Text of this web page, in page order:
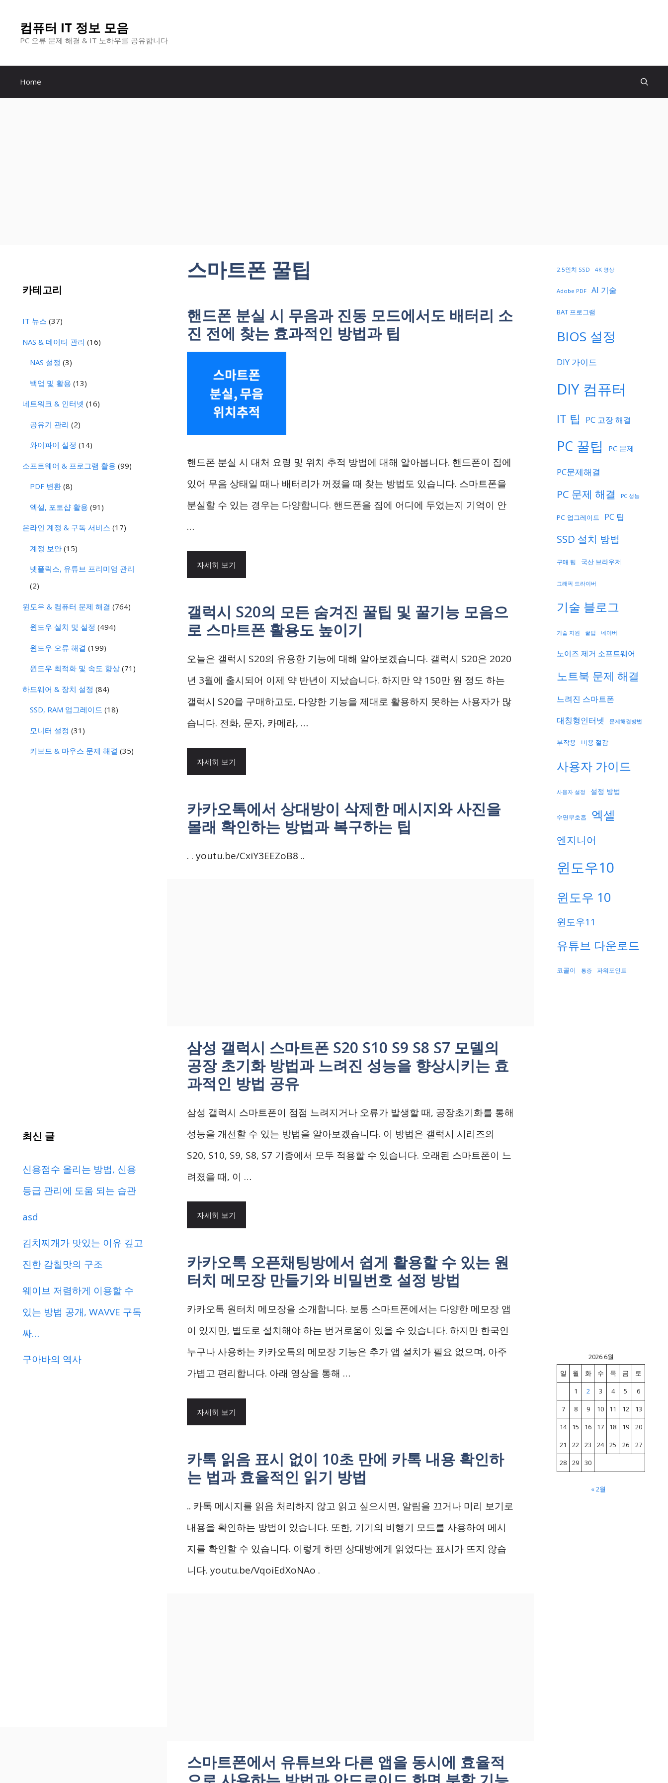
건
컴퓨터 IT 정보 모음
PC 오류 문제 해결 & IT 노하우를 공유합니다
Home
스마트폰 꿀팁
핸드폰 분실 시 무음과 진동 모드에서도 배터리 소
진 전에 찾는 효과적인 방법과 팁
핸드폰 분실 시 대처 요령 및 위치 추적 방법에 대해 알아봅니다. 핸드폰이 집에
있어 무음 상태일 때나 배터리가 꺼졌을 때 찾는 방법도 있습니다. 스마트폰을
분실할 수 있는 경우는 다양합니다. 핸드폰을 집에 어디에 두었는지 기억이 안
…
자세히 보기
갤럭시 S20의 모든 숨겨진 꿀팁 및 꿀기능 모음으
로 스마트폰 활용도 높이기
오늘은 갤럭시 S20의 유용한 기능에 대해 알아보겠습니다. 갤럭시 S20은 2020
년 3월에 출시되어 이제 약 반년이 지났습니다. 하지만 약 150만 원 정도 하는
갤럭시 S20을 구매하고도, 다양한 기능을 제대로 활용하지 못하는 사용자가 많
습니다. 전화, 문자, 카메라, …
자세히 보기
카카오톡에서 상대방이 삭제한 메시지와 사진을
몰래 확인하는 방법과 복구하는 팁
. . youtu.be/CxiY3EEZoB8 ..
삼성 갤럭시 스마트폰 S20 S10 S9 S8 S7 모델의
공장 초기화 방법과 느려진 성능을 향상시키는 효
과적인 방법 공유
삼성 갤럭시 스마트폰이 점점 느려지거나 오류가 발생할 때, 공장초기화를 통해
성능을 개선할 수 있는 방법을 알아보겠습니다. 이 방법은 갤럭시 시리즈의
S20, S10, S9, S8, S7 기종에서 모두 적용할 수 있습니다. 오래된 스마트폰이 느
려졌을 때, 이 …
자세히 보기
카카오톡 오픈채팅방에서 쉽게 활용할 수 있는 원
터치 메모장 만들기와 비밀번호 설정 방법
카카오톡 원터치 메모장을 소개합니다. 보통 스마트폰에서는 다양한 메모장 앱
이 있지만, 별도로 설치해야 하는 번거로움이 있을 수 있습니다. 하지만 한국인
누구나 사용하는 카카오톡의 메모장 기능은 추가 앱 설치가 필요 없으며, 아주
가볍고 편리합니다. 아래 영상을 통해 …
자세히 보기
카톡 읽음 표시 없이 10초 만에 카톡 내용 확인하
는 법과 효율적인 읽기 방법
.. 카톡 메시지를 읽음 처리하지 않고 읽고 싶으시면, 알림을 끄거나 미리 보기로
내용을 확인하는 방법이 있습니다. 또한, 기기의 비행기 모드를 사용하여 메시
지를 확인할 수 있습니다. 이렇게 하면 상대방에게 읽었다는 표시가 뜨지 않습
니다. youtu.be/VqoiEdXoNAo .
스마트폰에서 유튜브와 다른 앱을 동시에 효율적
카테고리
IT 뉴스 (37)
NAS & 데이터 관리 (16)
NAS 설정 (3)
백업 및 활용 (13)
네트워크 & 인터넷 (16)
공유기 관리 (2)
와이파이 설정 (14)
소프트웨어 & 프로그램 활용 (99)
PDF 변환 (8)
엑셀, 포토샵 활용 (91)
온라인 계정 & 구독 서비스 (17)
계정 보안 (15)
넷플릭스, 유튜브 프리미엄 관리
(2)
윈도우 & 컴퓨터 문제 해결 (764)
윈도우 설치 및 설정 (494)
윈도우 오류 해결 (199)
윈도우 최적화 및 속도 향상 (71)
하드웨어 & 장치 설정 (84)
SSD, RAM 업그레이드 (18)
모니터 설정 (31)
키보드 & 마우스 문제 해결 (35)
최신 글
신용점수 올리는 방법, 신용
등급 관리에 도움 되는 습관
asd
김치찌개가 맛있는 이유 깊고
진한 감칠맛의 구조
웨이브 저렴하게 이용할 수
있는 방법 공개, WAVVE 구독
싸…
구아바의 역사
2.5인치 SSD 4K 영상
Adobe PDF AI 기술
BAT 프로그램
BIOS 설정
DIY 가이드
DIY 컴퓨터
IT 팁 PC 고장 해결
PC 꿀팁 PC 문제
PC문제해결
PC 문제 해결 PC 성능
PC 업그레이드 PC 팁
SSD 설치 방법
구매 팁 국산 브라우저
그래픽 드라이버
기술 블로그
기술 지원 꿀팁 네이버
노이즈 제거 소프트웨어
노트북 문제 해결
느려진 스마트폰
대칭형인터넷
문제해결방법
부작용 비용 절감
사용자 가이드
사용자 설정 설정 방법
수면무호흡 엑셀
엔지니어
윈도우10
윈도우 10
윈도우11
유튜브 다운로드
코골이 통증 파워포인트
2026 6월
일
월 화 수 목 금
토
1
2 3 4 5
6
7
8 9 10 11 12
13
14
15 16 17 18 19
20
21
22 23 24 25 26
27
28
29 30
« 2월